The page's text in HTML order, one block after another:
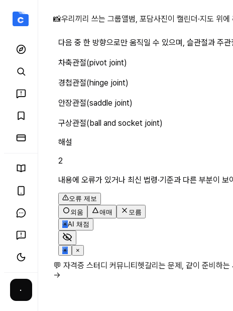
·
다음 중 한 방향으로만 움직
📸우리끼리 쓰는 그룹앨범, 포담사진이 캘린더·지도 위
다음 중 한 방향으로만 움직일 수 있으며, 슬관절과 주
차축관절(pivot joint)
경첩관절(hinge joint)
안장관절(saddle joint)
구상관절(ball and socket joint)
해설
2
내용에 오류가 있거나 최신 법령·기준과 다른 부분이
오류 제보
외움
애매
모름
✳AI 채점
✳ ×
💬 자격증 스터디 커뮤니티헷갈리는 문제, 같이 준비하
→